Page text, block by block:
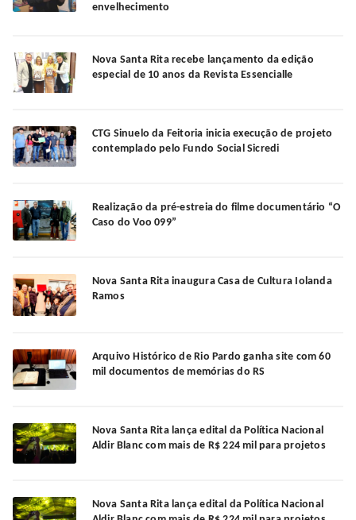
envelhecimento
Nova Santa Rita recebe lançamento da edição
especial de 10 anos da Revista Essencialle
CTG Sinuelo da Feitoria inicia execução de projeto
contemplado pelo Fundo Social Sicredi
Realização da pré-estreia do filme documentário “O
Caso do Voo 099”
Nova Santa Rita inaugura Casa de Cultura Iolanda
Ramos
Arquivo Histórico de Rio Pardo ganha site com 60
mil documentos de memórias do RS
Nova Santa Rita lança edital da Política Nacional
Aldir Blanc com mais de R$ 224 mil para projetos
Nova Santa Rita lança edital da Política Nacional